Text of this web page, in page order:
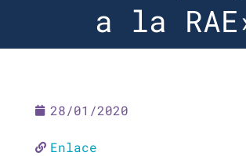
a la
28/01/2020
Enlace